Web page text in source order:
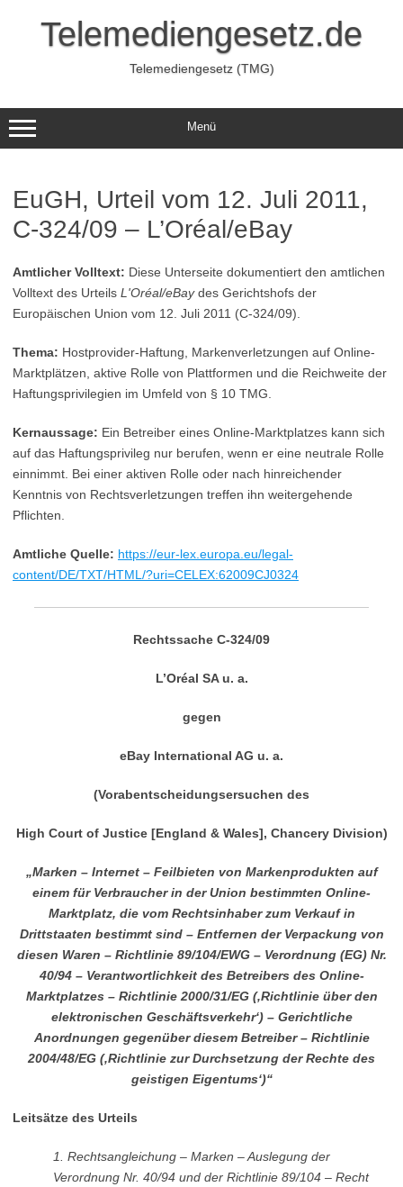
springenTelemediengesetz.de
Telemediengesetz (TMG)
Menü
EuGH, Urteil vom 12. Juli 2011,
C-324/09 – L’Oréal/eBay
Amtlicher Volltext: Diese Unterseite dokumentiert den amtlichen
Volltext des Urteils L'Oréal/eBaydes Gerichtshofs der
Europäischen Union vom 12. Juli 2011 (C-324/09).
Thema: Hostprovider-Haftung, Markenverletzungen auf Online-
Marktplätzen, aktive Rolle von Plattformen und die Reichweite der
Haftungsprivilegien im Umfeld von § 10 TMG.
Kernaussage: Ein Betreiber eines Online-Marktplatzes kann sich
auf das Haftungsprivileg nur berufen, wenn er eine neutrale Rolle
einnimmt. Bei einer aktiven Rolle oder nach hinreichender
Kenntnis von Rechtsverletzungen treffen ihn weitergehende
Pflichten.
Amtliche Quelle: https://eur-lex.europa.eu/legal-
content/DE/TXT/HTML/?uri=CELEX:62009CJ0324
Rechtssache C‑324/09
L’Oréal SA u. a.
gegen
eBay International AG u. a.
(Vorabentscheidungsersuchen des
High Court of Justice [England & Wales], Chancery Division)
„Marken – Internet – Feilbieten von Markenprodukten auf
einem für Verbraucher in der Union bestimmten Online-
Marktplatz, die vom Rechtsinhaber zum Verkauf in
Drittstaaten bestimmt sind – Entfernen der Verpackung von
diesen Waren – Richtlinie 89/104/EWG – Verordnung (EG) Nr.
40/94 – Verantwortlichkeit des Betreibers des Online-
Marktplatzes – Richtlinie 2000/31/EG (‚Richtlinie über den
elektronischen Geschäftsverkehr‘) – Gerichtliche
Anordnungen gegenüber diesem Betreiber – Richtlinie
2004/48/EG (‚Richtlinie zur Durchsetzung der Rechte des
geistigen Eigentums‘)“
Leitsätze des Urteils
1. Rechtsangleichung – Marken – Auslegung der
Verordnung Nr. 40/94 und der Richtlinie 89/104 – Recht